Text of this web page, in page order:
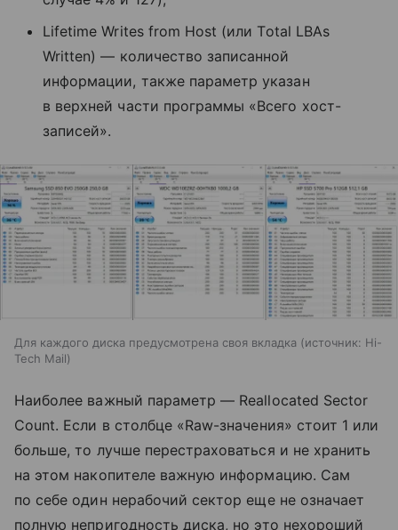
Lifetime Writes from Host (или Total LBAs
Written) — количество записанной
информации, также параметр указан
в верхней части программы «Всего хост-
записей».
Для каждого диска предусмотрена своя вкладка источник: Hi-
Tech Mail
Наиболее важный параметр — Reallocated Sector
Count. Если в столбце «Raw-значения» стоит 1 или
больше, то лучше перестраховаться и не хранить
на этом накопителе важную информацию. Сам
по себе один нерабочий сектор еще не означает
полную непригодность диска, но это нехороший